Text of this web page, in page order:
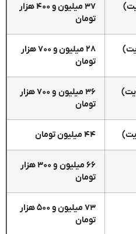
۳۷ میلیون و ۴۰۰ هزار
تومان
۲۸ میلیون و ۷۰۰ هزار
تومان
۳۶ میلیون و ۷۰۰ هزار
تومان
۴۴ میلیون تومان
۶۶ میلیون و ۳۰۰ هزار
تومان
۷۳ میلیون و ۵۰۰ هزار
تومان